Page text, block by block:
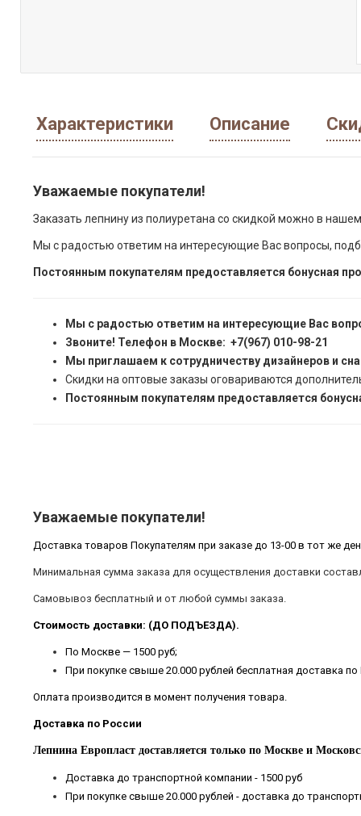
Характеристики Описание
Уважаемые покупатели!
Заказать лепнину из полиуретана со скидкой можно в
Мы с радостью ответим на интересующие Вас вопросы,
Постоянным покупателям предоставляется бонусная
Мы с радостью ответим на интересующие Вас
Звоните! Телефон в Москве: +7(967) 010-98-21
Мы приглашаем к сотрудничеству дизайнеров и
Скидки на оптовые заказы оговариваются
Постоянным покупателям предоставляется
Уважаемые покупатели!
Доставка товаров Покупателям при заказе до 13-00 в тот же
Минимальная сумма заказа для осуществления доставки
Самовывоз бесплатный и от любой суммы заказа.
Стоимость доставки: (ДО ПОДЪЕЗДА).
По Москве — 1500 руб;
При покупке свыше 20.000 рублей бесплатная доставка
Оплата производится в момент получения товара.
Доставка по России
Лепнина Европласт доставляется только по Москве и
Доставка до транспортной компании - 1500 руб
При покупке свыше 20.000 рублей - доставка до